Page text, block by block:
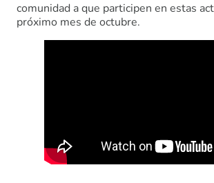
comunidad a que participen en estas
próximo mes de octubre.